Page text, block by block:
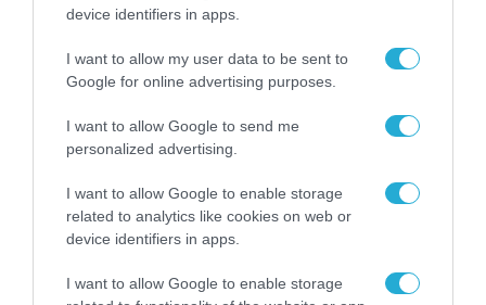
device identifiers in apps.
I want to allow my user data to be sent to
Google for online advertising purposes.
I want to allow Google to send me
personalized advertising.
I want to allow Google to enable storage
related to analytics like cookies on web or
device identifiers in apps.
I want to allow Google to enable storage
07.08.2026 | 14:02
επιθέσεις στη ρωσική